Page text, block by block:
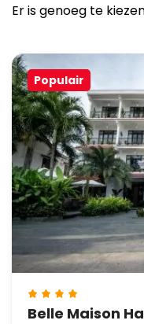
Er is genoeg te
Populair
Belle Maison